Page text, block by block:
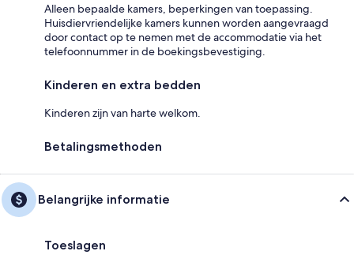
Alleen bepaalde kamers, beperkingen van toepassing.
Huisdiervriendelijke kamers kunnen worden aangevraagd
door contact op te nemen met de accommodatie via het
telefoonnummer in de boekingsbevestiging.
Kinderen en extra bedden
Kinderen zijn van harte welkom.
Betalingsmethoden
Belangrijke informatie
Toeslagen